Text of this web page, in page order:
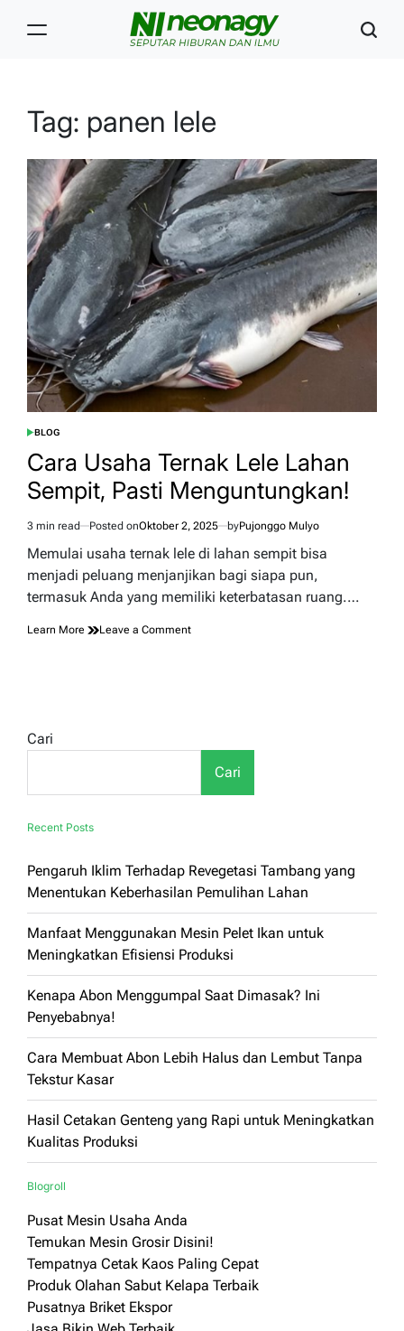
Tag: panen lele
POSTED
BLOG
Cara Usaha Ternak Lele Lahan
Sempit, Pasti Menguntungkan!
Estimated
read
3 min read Posted onOktober 2, 2025 byPujonggo Mulyo
Memulai usaha ternak lele di lahan sempit bisa
menjadi peluang menjanjikan bagi siapa pun,
termasuk Anda yang memiliki keterbatasan ruang.…
Learn More Leave a Commenton
Cari
Cari
Recent Posts
Pengaruh Iklim Terhadap Revegetasi Tambang yang
Menentukan Keberhasilan Pemulihan Lahan
Manfaat Menggunakan Mesin Pelet Ikan untuk
Meningkatkan Efisiensi Produksi
Kenapa Abon Menggumpal Saat Dimasak? Ini
Penyebabnya!
Cara Membuat Abon Lebih Halus dan Lembut Tanpa
Tekstur Kasar
Hasil Cetakan Genteng yang Rapi untuk Meningkatkan
Kualitas Produksi
Blogroll
Pusat Mesin Usaha Anda
Temukan Mesin Grosir Disini!
Tempatnya Cetak Kaos Paling Cepat
Produk Olahan Sabut Kelapa Terbaik
Pusatnya Briket Ekspor